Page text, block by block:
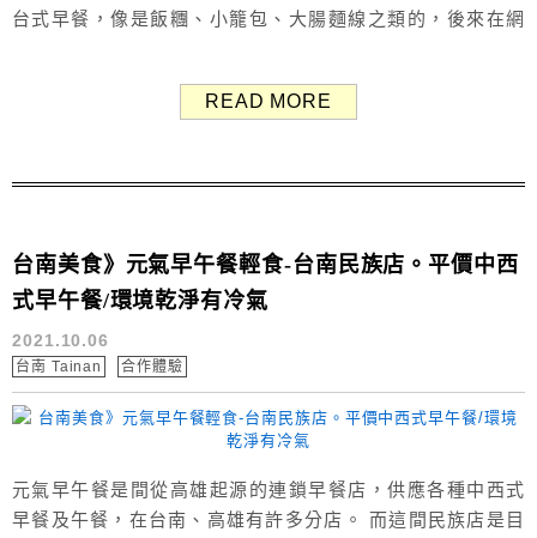
台式早餐，像是飯糰、小籠包、大腸麵線之類的，後來在網
餐」 五分鐘找餐在高雄有數家分店，我們吃的這間是鳳山
READ MORE
台南美食》元氣早午餐輕食-台南民族店。平價中西
式早午餐/環境乾淨有冷氣
2021.10.06
台南 Tainan 合作體驗
元氣早午餐是間從高雄起源的連鎖早餐店，供應各種中西式
早餐及午餐，在台南、高雄有許多分店。 而這間民族店是目